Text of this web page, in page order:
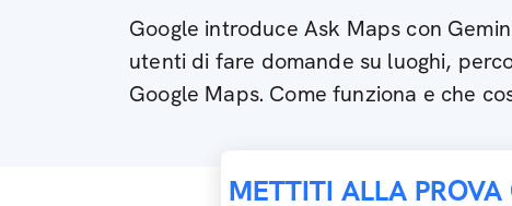
Google introduce Ask Maps con
utenti di fare domande su luoghi,
Google Maps. Come funziona e che
METTITI ALLA